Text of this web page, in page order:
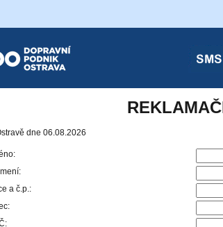
podnik Ostrava a.s. SMS a
dne 06.08.2026
a č.p.: